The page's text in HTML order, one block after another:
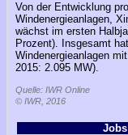
Von der Entwicklung
Windenergieanlagen,
wächst im ersten
Prozent). Insgesamt
Windenergieanlagen
2015: 2.095 MW).
Quelle: IWR Online
© IWR, 2016